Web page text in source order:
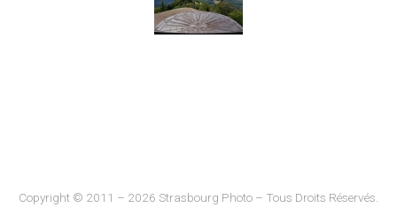
Copyright © 2011 – 2026 Strasbourg Photo – Tous Droits Réservés.